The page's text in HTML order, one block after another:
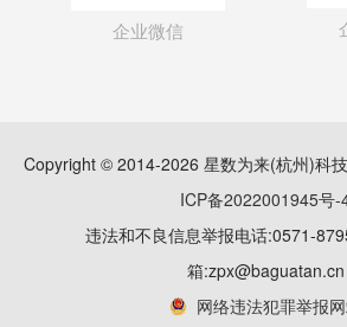
企业微信
Copyright © 2014-2026 星数为来(杭州)科
ICP备2022001945号-
违法和不良信息举报电话:0571-
箱:zpx@baguatan.cn
网络违法犯罪举报